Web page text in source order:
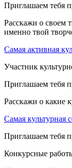
Приглашаем тебя
Расскажи о своем
именно твой
Самая активная
Участник
Приглашаем тебя
Расскажи о какие
Самая культурная
Приглашаем тебя
Конкурсные